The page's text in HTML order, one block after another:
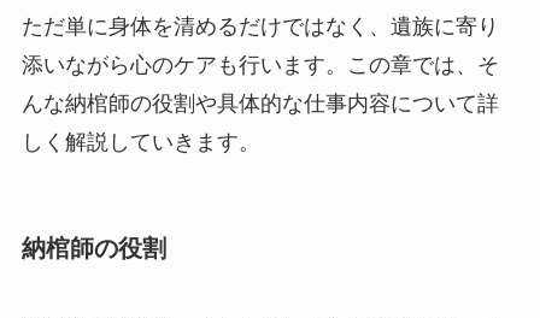
ただ単に身体を清めるだけではなく、遺族に寄り
添いながら心のケアも行います。この章では、そ
んな納棺師の役割や具体的な仕事内容について詳
しく解説していきます。
納棺師の役割